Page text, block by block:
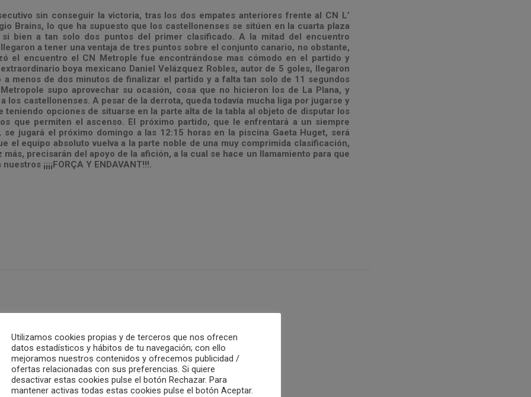
sin conseguir la victoria, tras los dos empates anteriores frente al CN L’
Brains, lo que ha supuesto que los castellonenses se sitúen en la cuarta plaza
bien a tan solo dos puntos del primer clasificado. A la mitad del encuentro
a tener una ventaja de tres puntos sobre el conjunto canario, no obstante,
el encuentro el CN Metrople fue encontrándose mas cómodo en el partido y
boya mexicano Daniel Velázquez Robles, autor de 5 goles, llegaron
a menos de dos minutos de finalizar el partido y a falta tan solo de 11 segundos
supo aprovechar su ocasión, cosa que no hicieron los de La Plana, y
los castellonenses. A pesar de la derrota, queda todavía mucha liga por jugarse y
teniendo opciones de situarse en la parte alta de la tabla al objeto de disputar los
que permiten el ascenso. El próximo partido, que le enfrentará a un siempre
se jugará el próximo domingo a las 12:15 horas en la piscina Gaeta Huget, será
el equipo absoluto vuelva a la parte noble de una muy comprimida clasificación,
más, precisarán del apoyo de la afición, a la cual se hace un llamamiento para que
¡¡¡¡FORÇA Y ENDAVANT!!!.
ALL AUTHOR POSTS
Utilizamos cookies propias y de terceros que nos ofrecen
datos estadísticos y hábitos de tu navegación; con ello
mejoramos nuestros contenidos y ofrecemos publicidad /
ofertas relacionadas con sus preferencias. Si quiere
desactivar estas cookies pulse el botón Rechazar. Para
mantener activas todas estas cookies pulse el botón Aceptar.